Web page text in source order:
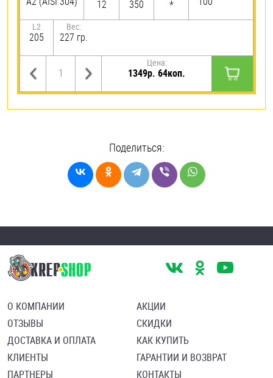
12
350
*
L2
205
Вес:
227 гр.
Цена:
1349р. 64коп.
Поделиться:
О КОМПАНИИ
ОТЗЫВЫ
ДОСТАВКА И ОПЛАТА
КЛИЕНТЫ
ПАРТНЕРЫ
АКЦИИ
СКИДКИ
КАК КУПИТЬ
ГАРАНТИИ И ВОЗВРАТ
КОНТАКТЫ